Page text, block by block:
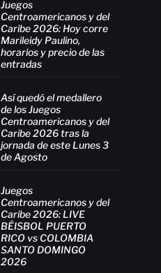
Juegos
Centroamericanos y del
Caribe 2026: Hoy corre
Marileidy Paulino,
horarios y precio de las
entradas
Así quedó el medallero
de los Juegos
Centroamericanos y del
Caribe 2026 tras la
jornada de este Lunes 3
de Agosto
Juegos
Centroamericanos y del
Caribe 2026: LIVE
BÉISBOL PUERTO
RICO vs COLOMBIA
SANTO DOMINGO
2026